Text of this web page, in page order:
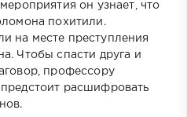
он узнает, что
похитили.
на месте преступления
Чтобы спасти друга и
профессору
расшифровать